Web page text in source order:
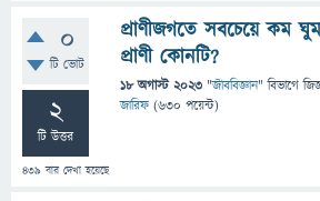
0
টি ভোট
2
টি উত্তর
439 বার দেখা হয়েছে
প্রাণীজগতে সবচেয়ে কম
প্রাণী কোনটি?
18 অগাস্ট 2023 "জীববিজ্ঞান" বিভাগে
জারিফ (630 পয়েন্ট)